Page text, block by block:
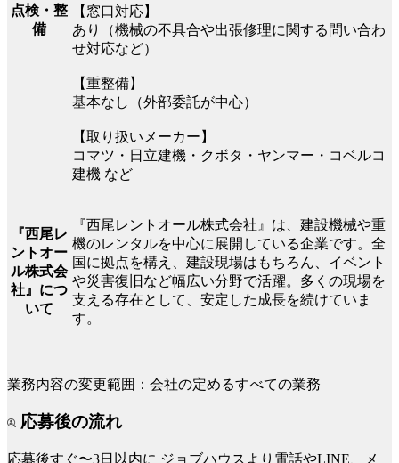
点検・整
備
【窓口対応】
あり（機械の不具合や出張修理に関する問い合わ
せ対応など）
【重整備】
基本なし（外部委託が中心）
【取り扱いメーカー】
コマツ・日立建機・クボタ・ヤンマー・コベルコ
建機 など
『西尾レ
ントオー
ル株式会
社』につ
いて
『西尾レントオール株式会社』は、建設機械や重
機のレンタルを中心に展開している企業です。全
国に拠点を構え、建設現場はもちろん、イベント
や災害復旧など幅広い分野で活躍。多くの現場を
支える存在として、安定した成長を続けていま
す。
業務内容の変更範囲：会社の定めるすべての業務
応募後の流れ
応募後すぐ〜3日以内に ジョブハウスより電話やLINE、メ